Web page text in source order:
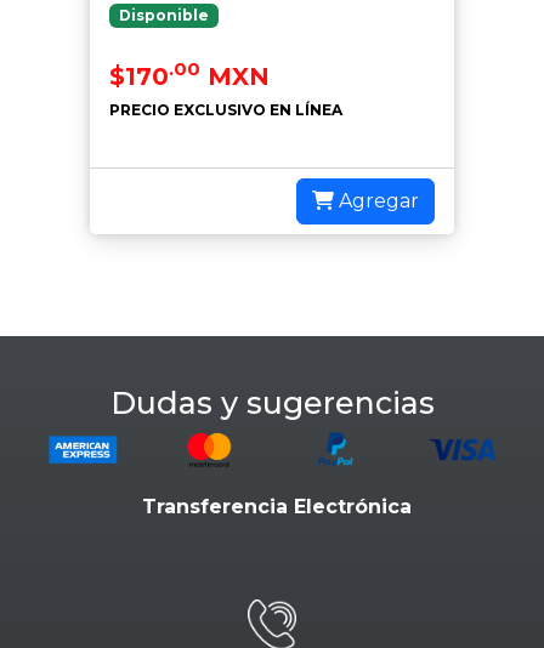
Disponible
$170 .00 MXN
PRECIO EXCLUSIVO EN LÍNEA
Agregar
Dudas y sugerencias
Transferencia Electrónica